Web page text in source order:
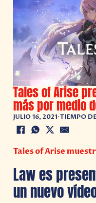
Tales of Arise
más por medio
JULIO 16, 2021•TIEMPO
Tales of Arise
Law es
un nuevo